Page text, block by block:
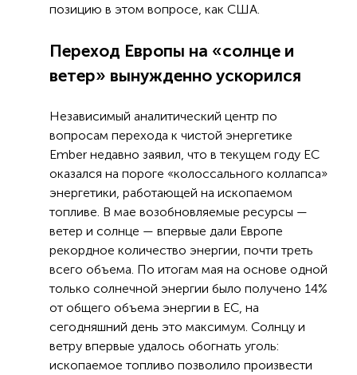
позицию в этом вопросе, как США.
Переход Европы на «солнце и
ветер» вынужденно ускорился
Независимый аналитический центр по
вопросам перехода к чистой энергетике
Ember недавно заявил, что в текущем году ЕС
оказался на пороге «колоссального коллапса»
энергетики, работающей на ископаемом
топливе. В мае возобновляемые ресурсы —
ветер и солнце — впервые дали Европе
рекордное количество энергии, почти треть
всего объема. По итогам мая на основе одной
только солнечной энергии было получено 14%
от общего объема энергии в ЕС, на
сегодняшний день это максимум. Солнцу и
ветру впервые удалось обогнать уголь:
ископаемое топливо позволило произвести